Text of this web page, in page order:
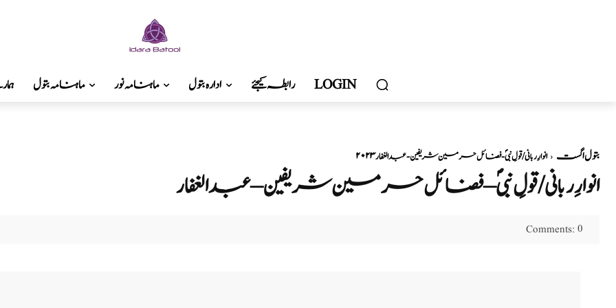
ماہنامہ بتول ماہنامہ نور ادارہ بتول رابطہ کیجئے LOGIN
۲۰۲۳ بتول اگست انوارِ ربانی/قولِ نبیؐ - فضائل حرمین شریفین - عبد الغفار
انوارِ ربانی/قولِ نبیؐ – فضائل حرمین شریفین – عبد الغفار
Comments: 0